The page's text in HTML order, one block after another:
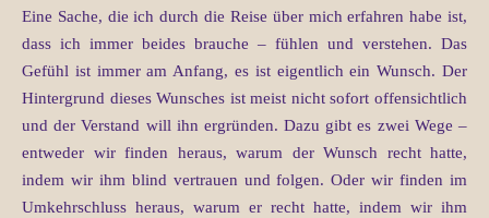
Eine Sache, die ich durch die Reise über mich erfahren habe ist,
dass ich immer beides brauche – fühlen und verstehen. Das
Gefühl ist immer am Anfang, es ist eigentlich ein Wunsch. Der
Hintergrund dieses Wunsches ist meist nicht sofort offensichtlich
und der Verstand will ihn ergründen. Dazu gibt es zwei Wege –
entweder wir finden heraus, warum der Wunsch recht hatte,
indem wir ihm blind vertrauen und folgen. Oder wir finden im
Umkehrschluss heraus, warum er recht hatte, indem wir ihm